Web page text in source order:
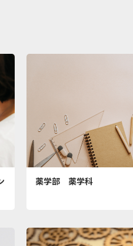
薬学部 薬学科